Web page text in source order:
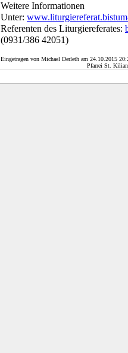
Weitere Informationen
Unter:
Referenten des Liturgiereferates:
(0931/386 42051)
Eingetragen von Michael Derleth am 24.10.2015
Pfarrei St.